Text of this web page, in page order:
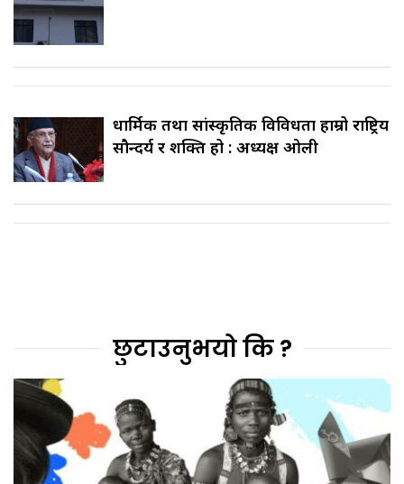
धार्मिक तथा सांस्कृतिक विविधता हाम्रो राष्ट्रिय
सौन्दर्य र शक्ति हो : अध्यक्ष ओली
छुटाउनुभयो कि ?